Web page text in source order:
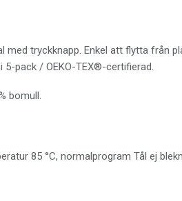
med tryckknapp. Enkel att flytta från
pack / OEKO-TEX®-certifierad.
bomull.
85 °C, normalprogram Tål ej